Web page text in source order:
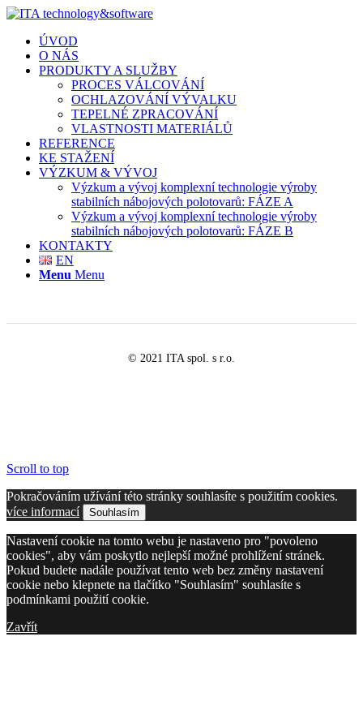
ÚVOD
O NÁS
PRODUKTY A SLUŽBY
PROCES VÁLCOVÁNÍ
OCHLAZOVÁNÍ VÝVALKU
TEPELNÉ ZPRACOVÁNÍ
VLASTNOSTI MATERIÁLŮ
REFERENCE
KE STAŽENÍ
VÝZKUM & VÝVOJ
Výzkum a vývoj komplexní technologie výroby
stabilních nábojových polotovarů: FÁZE A
Výzkum a vývoj komplexní technologie výroby
stabilních nábojových polotovarů: FÁZE B
KONTAKTY
EN
Menu Menu
© 2021 ITA spol. s r.o.
Scroll to top
Pokračováním užívání této stránky souhlasíte s použitím cookies.
více informací
Souhlasím
Nastavení cookie na tomto webu je nastaveno pro "povoleno
cookies", aby vám poskytlo nejlepší možné prohlížení stránek.
Pokud budete nadále používat tento web bez změny nastavení
cookie nebo klepnete na tlačítko "Souhlasím" souhlasíte s
podmínkami použití cookie.
Zavřít